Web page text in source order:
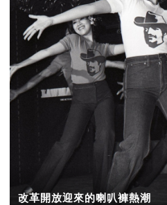
改革開放迎來的喇叭褲熱潮